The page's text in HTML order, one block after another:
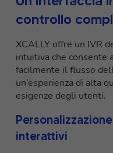
controllo
XCALLY offre un IVR
intuitiva che consente
facilmente il flusso
un’esperienza di alta
esigenze degli utenti.
interattivi